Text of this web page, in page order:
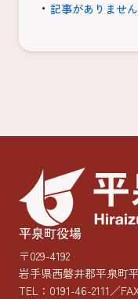
記事がありません
平泉町役場
〒029-4192
岩手県西磐井郡平泉町
TEL： 0191-46-2111／